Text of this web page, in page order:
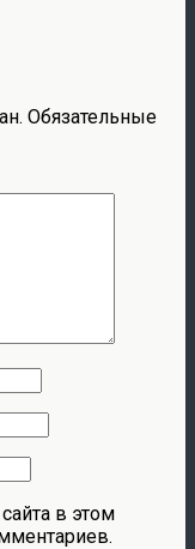
Обязательные
в этом